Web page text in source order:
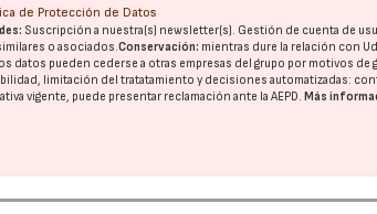
de Protección de Datos
Suscripción a nuestra(s) newsletter(s). Gestión de cuenta de
o asociados.Conservación: mientras dure la relación con
datos pueden cederse a otras empresas del grupo por motivos de
limitación del tratatamiento y decisiones automatizadas:
vigente, puede presentar reclamación ante laAEPD. Más